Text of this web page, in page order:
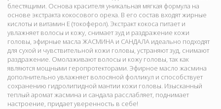
блестящими. Основа красителя уникальная мягкая формула на
основе экстракта кокосового ореха. В его состав входят жирные
кислоты и витамин Е (токоферол). Экстракт кокоса питает и
увлажняет волосы и кожу, снимает зуд и раздражение кожи
головы, эфирные масла ЖАСМИНА и САНДАЛА идеально подходят
для сухой и чувствительной кожи головы, устраняют зуд, снимают
раздражение. Омолаживают волосы и кожу головы, так как
являются мощными геропротекторами. Эфирное масло жасмина
дополнительно увлажняет волосяной фолликул и способствует
сохранению гидролипидной мантии кожи головы. Изысканный
теплый аромат жасмина и сандала расслабляет, поднимает
настроение, придает уверенность в себе!